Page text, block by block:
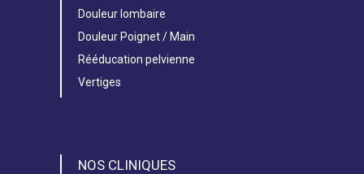
Douleur lombaire
Douleur Poignet / Main
Rééducation pelvienne
Vertiges
NOS CLINIQUES